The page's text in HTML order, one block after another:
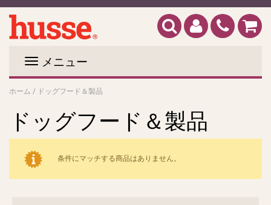
メニュー
ホーム / ドッグフード＆製品
ドッグフード＆製品
条件にマッチする商品はありません。